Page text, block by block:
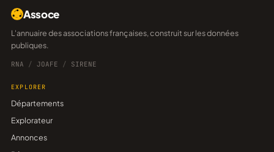
Assoce
L'annuaire des associations françaises, construit sur les données
publiques.
RNA / JOAFE / SIRENE
EXPLORER
Départements
Explorateur
Annonces